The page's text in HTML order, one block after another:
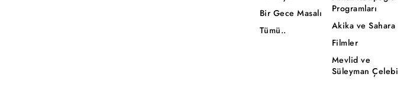
Bir Gece Masalı
Tümü..
Programları
Akika ve Sahara
Filmler
Mevlid ve
Süleyman Çelebi